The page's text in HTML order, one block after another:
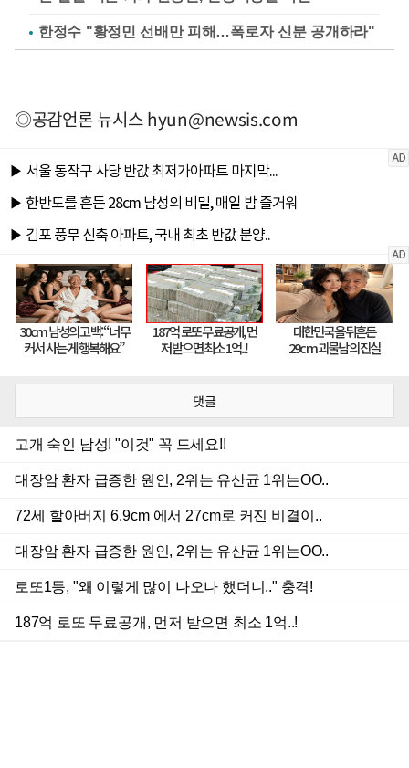
한정수 "황정민 선배만 피해…폭로자 신분 공개하라"
◎공감언론 뉴시스hyun@newsis.com
댓글